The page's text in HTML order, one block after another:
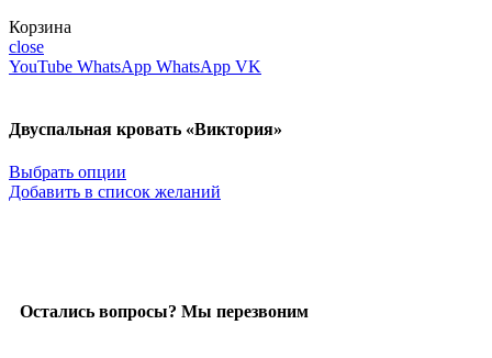
Корзина
close
YouTube WhatsApp WhatsApp VK
Двуспальная кровать «Виктория»
Выбрать опции
Добавить в список желаний
Остались вопросы? Мы перезвоним